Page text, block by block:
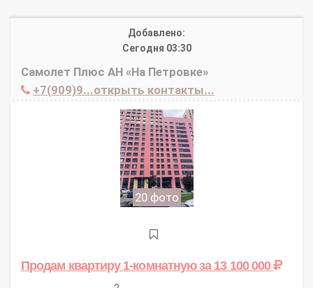
Добавлено:
Сегодня 03:30
Самолет Плюс АН «На Петровке»
+7(909)9...открыть контакты...
20 фото
Продам квартиру 1-комнатнуюза 13 100 000